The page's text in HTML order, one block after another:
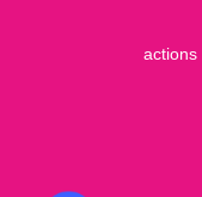
actions